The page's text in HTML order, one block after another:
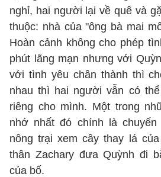
nghỉ, hai người lại về quê và
thuộc: nhà của "ông bà mai
Hoàn cảnh không cho phép
phút lãng mạn nhưng với
với tình yêu chân thành thì
nhau thì hai người vẫn có
riêng cho mình. Một trong
nhớ nhất đó chính là
nông trại xem cây thay lá
thân Zachary đưa Quỳnh đi
của bố.